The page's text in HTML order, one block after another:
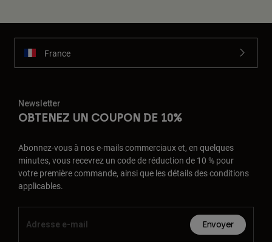
France
Newsletter
OBTENEZ UN COUPON DE 10%
Abonnez-vous à nos e-mails commerciaux et, en quelques
minutes, vous recevrez un code de réduction de 10 % pour
votre première commande, ainsi que les détails des conditions
applicables.
Envoyer